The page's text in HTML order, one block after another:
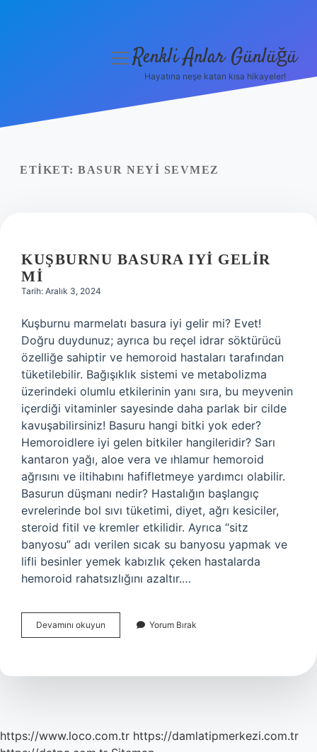
Yasal Uyarı
menüyüRenkli Anlar Günlüğü
Hayatına neşe katan kısa hikayeler!
ETIKET: BASUR NEYI SEVMEZ
KUŞBURNU BASURA IYI GELIR
MI
Tarih: Aralık 3, 2024
Kuşburnu marmelatı basura iyi gelir mi? Evet!
Doğru duydunuz; ayrıca bu reçel idrar söktürücü
özelliğe sahiptir ve hemoroid hastaları tarafından
tüketilebilir. Bağışıklık sistemi ve metabolizma
üzerindeki olumlu etkilerinin yanı sıra, bu meyvenin
içerdiği vitaminler sayesinde daha parlak bir cilde
kavuşabilirsiniz! Basuru hangi bitki yok eder?
Hemoroidlere iyi gelen bitkiler hangileridir? Sarı
kantaron yağı, aloe vera ve ıhlamur hemoroid
ağrısını ve iltihabını hafifletmeye yardımcı olabilir.
Basurun düşmanı nedir? Hastalığın başlangıç ​​
evrelerinde bol sıvı tüketimi, diyet, ağrı kesiciler,
steroid fitil ve kremler etkilidir. Ayrıca “sitz
banyosu” adı verilen sıcak su banyosu yapmak ve
lifli besinler yemek kabızlık çeken hastalarda
hemoroid rahatsızlığını azaltır.…
Devamını okuyun Kuşburnu
Basura
Mi
Yorum Bırak
https://www.loco.com.tr https://damlatipmerkezi.com.tr